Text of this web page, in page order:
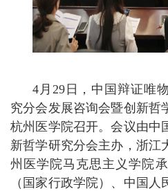
4 月 29日， 中国辩证唯
究分会发展咨询会暨创新哲
杭州医学院召开。会议由中
新哲学研究分会主办，浙江
州医学院马克思主义学院
（国家行政学院）、中国